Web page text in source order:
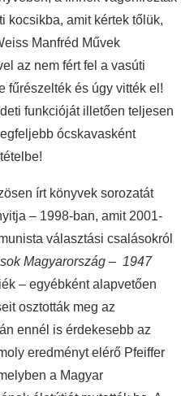
kocsikba, amit kértek tőlük,
Manfréd Művek
az nem fért fel a vasúti
fűrészelték és úgy vitték el!
funkcióját illetően teljesen
ócskavasként
írt könyvek sorozatát
– 1998-ban, amit 2001-
választási csalásokról
Magyarország – 1947
– egyébként alapvetően
osztották meg az
ennél is érdekesebb az
eredményt elérő Pfeiffer
a Magyar